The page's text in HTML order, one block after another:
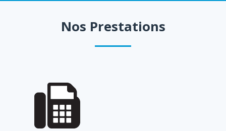
Nos Prestations